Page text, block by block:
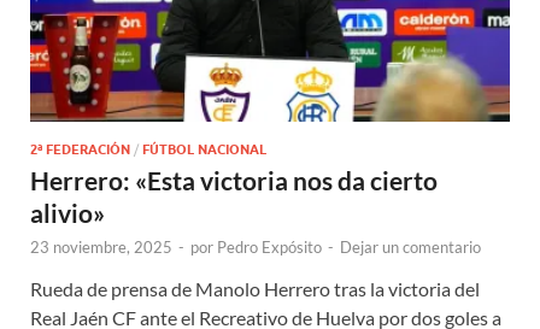
2ª FEDERACIÓN / FÚTBOL NACIONAL
Herrero: «Esta victoria nos da cierto
alivio»
23 noviembre, 2025 - por Pedro Expósito - Dejar un comentario
Rueda de prensa de Manolo Herrero tras la victoria del
Real Jaén CF ante el Recreativo de Huelva por dos goles a